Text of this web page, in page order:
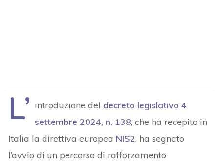
L’ introduzione del decreto legislativo 4
settembre 2024, n. 138, che ha recepito in
Italia la direttiva europea NIS2, ha segnato
l’avvio di un percorso di rafforzamento